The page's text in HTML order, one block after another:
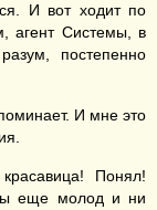
И вот ходит по
агент Системы, в
постепенно
И мне это
Понял!
еще молод и ни